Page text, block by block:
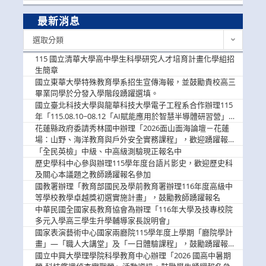
最新消息
選取分類
115 國立清華大學高中學生科學研究人才培育計畫化學組招
生簡章
國立東華大學特殊教育學系招生宣傳海報，並鼓勵貴校高三
畢業同學於分發入學階段踴躍選填。
國立臺北科技大學與龍華科技大學電子工程系合作辦理115
年「115.08.10~08.12「AI賦能應用於智慧半導體研習營」，
歡迎學生踴躍報名參加
花蓮縣政府委請秀林國中辦理「2026面山面海論壇－花蓮
場：山野、海洋教育與戶外安全實務課程」，歡迎踴躍報名
參加
「全民英檢」中級、中高級測驗現正報名中
歷史學科中心參與辦理115學年度台語片影史，歡迎歷史科
及關心本議題之教師踴躍報名參加
國教署辦理「教育部國民及學前教育署辦理116年度高級中
等學校教學卓越獎初選實施計畫」，鼓勵教師踴躍報名
中華民國全國家長教育協會為辦理「116年大學及技專校院
多元入學高三學生升學輔導家長說明會」
國家表演藝術中心國家兩廳院115學年度上學期「廳院學計
畫」—「職人大講堂」及「一日體驗課程」，鼓勵踴躍報名
參與。
國立中興大學理學院科學教育中心辦理「2026 國高中暑期